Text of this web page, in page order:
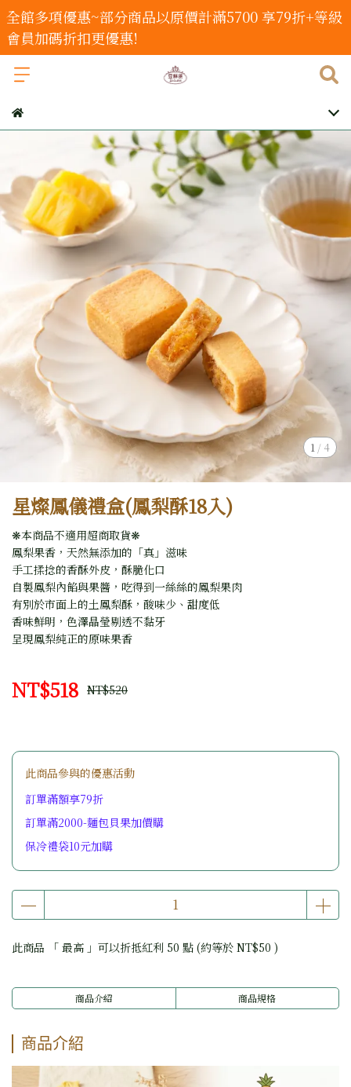
全館多項優惠~部分商品以原價計滿5700 享79折+等級
會員加碼折扣更優惠!
1 / 4
星燦鳳儀禮盒(鳳梨酥18入)
❋本商品不適用超商取貨❋
鳳梨果香，天然無添加的「真」滋味
手工揉捻的香酥外皮，酥脆化口
自製鳳梨內餡與果醬，吃得到一絲絲的鳳梨果肉
有別於市面上的土鳳梨酥，酸味少、甜度低
香味鮮明，色澤晶瑩剔透不黏牙
呈現鳳梨純正的原味果香
NT$518 NT$520
此商品參與的優惠活動
訂單滿額享79折
訂單滿2000-麵包貝果加價購
保冷禮袋10元加購
此商品 「 最高 」可以折抵紅利 50 點 (約等於 NT$50 )
商品介紹 商品規格
商品介紹